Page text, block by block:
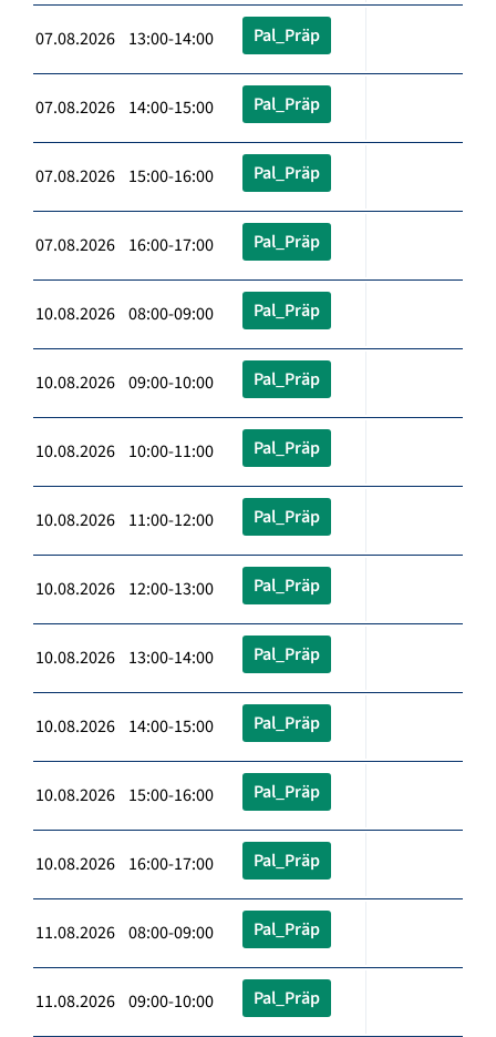
07.08.2026 13:00-14:00 Pal_Präp
07.08.2026 14:00-15:00 Pal_Präp
07.08.2026 15:00-16:00 Pal_Präp
07.08.2026 16:00-17:00 Pal_Präp
10.08.2026 08:00-09:00 Pal_Präp
10.08.2026 09:00-10:00 Pal_Präp
10.08.2026 10:00-11:00 Pal_Präp
10.08.2026 11:00-12:00 Pal_Präp
10.08.2026 12:00-13:00 Pal_Präp
10.08.2026 13:00-14:00 Pal_Präp
10.08.2026 14:00-15:00 Pal_Präp
10.08.2026 15:00-16:00 Pal_Präp
10.08.2026 16:00-17:00 Pal_Präp
11.08.2026 08:00-09:00 Pal_Präp
11.08.2026 09:00-10:00 Pal_Präp